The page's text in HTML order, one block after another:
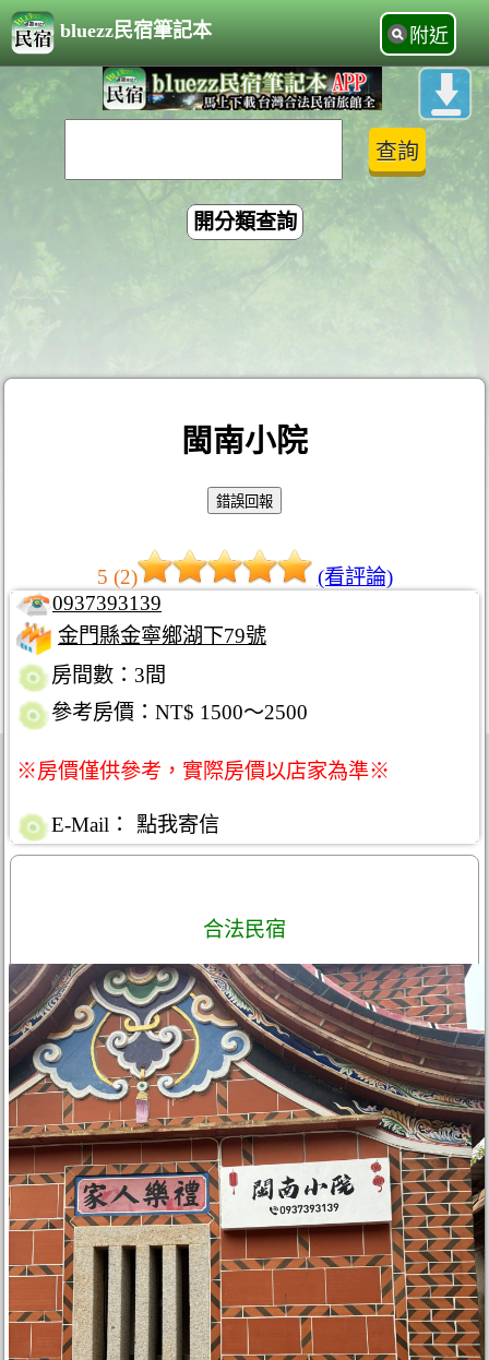
bluezz民宿筆記本 附近
開分類查詢
閩南小院
5 (2)
(看評論)
0937393139
金門縣金寧鄉湖下79號
房間數：3間
參考房價：NT$ 1500～2500
※房價僅供參考，實際房價以店家為準※
E-Mail： 點我寄信
合法民宿